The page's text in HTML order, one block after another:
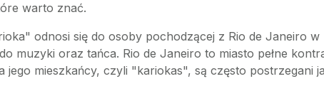
warto znać.
odnosi się do osoby pochodzącej z Rio de Janeiro w
muzyki oraz tańca. Rio de Janeiro to miasto pełne
jego mieszkańcy, czyli "kariokas", są często postrzegani